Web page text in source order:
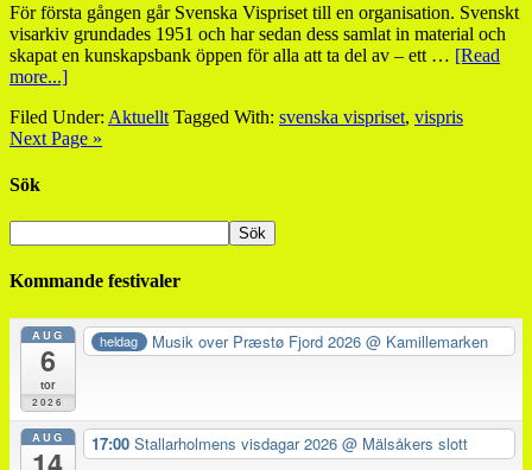
För första gången går Svenska Vispriset till en organisation. Svenskt
visarkiv grundades 1951 och har sedan dess samlat in material och
skapat en kunskapsbank öppen för alla att ta del av – ett … [Read
more...]
Filed Under: Aktuellt Tagged With: svenska vispriset, vispris
Next Page »
Sök
Kommande festivaler
AUG
6
tor
2026
heldag Musik over Præstø Fjord 2026@ Kamillemarken
AUG 17:00 Stallarholmens visdagar 2026 @ Mälsåkers slott